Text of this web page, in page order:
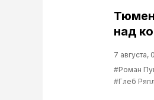
над
7 августа,
#Роман
#Глеб